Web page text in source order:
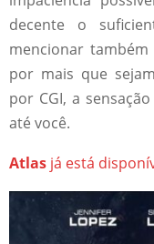
decente o
mencionar
por mais que
por CGI, a
até você.
Atlas já está